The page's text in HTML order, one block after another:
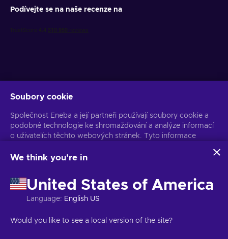
Podívejte se na naše recenze na
Získejte personalizované nabídky her
Předplatit
Z odběru se můžete kdykoli odhlásit. Více informací naleznete v
Copyright © 2026 Eneba. Všechna práva vyhrazena. JSC „Helis play“,
Soubory cookie
Společnost Eneba a její partneři používají soubory cookie a
podobné technologie ke shromažďování a analýze informací
o uživatelích těchto webových stránek. Tyto informace
stránkách. Vaše osobní údaje mohou být také použity k
Kliknutím na tlačítko „Přijmout vše“ souhlasíte s používáním
těchto technologií společností Eneba a jejími partnery. Svůj
souhlas můžete upravit kliknutím na tlačítko „Přizpůsobit“.
naleznete na Bezpečnost a ochrana osobních údajů firem
We think you're in
United States of America
Language: English US
Would you like to see a local version of the site?